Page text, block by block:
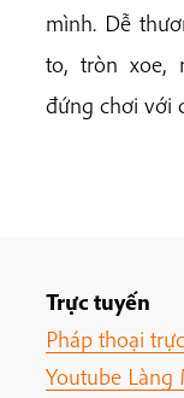
mình. Dễ
to, tròn xoe,
đứng chơi với
Trực tuyến
Pháp thoại
Youtube Làng